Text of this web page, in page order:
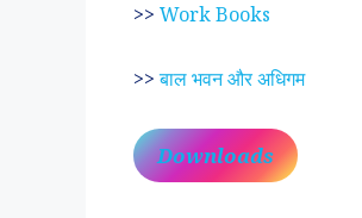
>> Work Books
>>बाल भवन और अधिगम
Downloads